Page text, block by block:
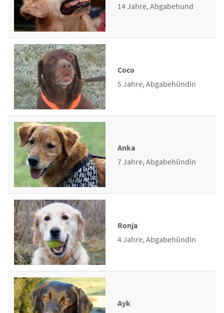
14 Jahre, Abgabehund
Coco
5 Jahre, Abgabehündin
Anka
7 Jahre, Abgabehündin
Ronja
4 Jahre, Abgabehündin
Ayk